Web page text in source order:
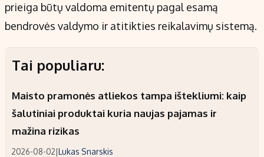
prieiga būtų valdoma emitentų pagal esamą
bendrovės valdymo ir atitikties reikalavimų sistemą.
Tai populiaru:
Maisto pramonės atliekos tampa ištekliumi: kaip
šalutiniai produktai kuria naujas pajamas ir
mažina rizikas
2026-08-02|Lukas Snarskis